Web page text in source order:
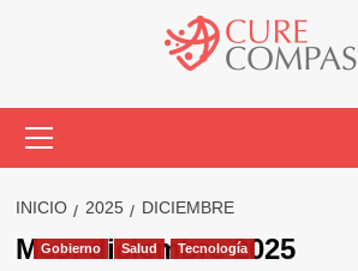
primario
INICIO 2025 DICIEMBRE
Mes:diciembre 2025
Gobierno Salud Tecnología